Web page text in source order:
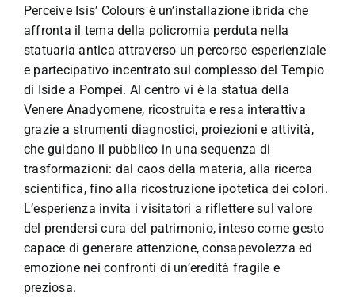
Perceive Isis’ Colours è un’installazione ibrida che
affronta il tema della policromia perduta nella
statuaria antica attraverso un percorso esperienziale
e partecipativo incentrato sul complesso del Tempio
di Iside a Pompei. Al centro vi è la statua della
Venere Anadyomene, ricostruita e resa interattiva
grazie a strumenti diagnostici, proiezioni e attività,
che guidano il pubblico in una sequenza di
trasformazioni: dal caos della materia, alla ricerca
scientifica, fino alla ricostruzione ipotetica dei colori.
L’esperienza invita i visitatori a riflettere sul valore
del prendersi cura del patrimonio, inteso come gesto
capace di generare attenzione, consapevolezza ed
emozione nei confronti di un’eredità fragile e
preziosa.